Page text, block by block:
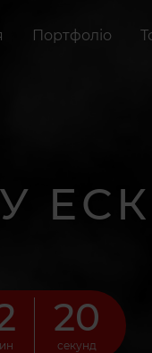
Портфоліо
18
секунд